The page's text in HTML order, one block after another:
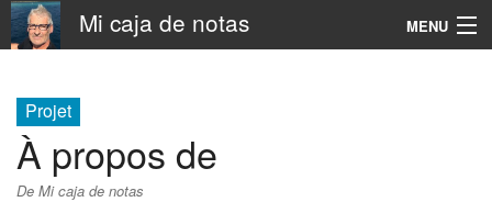
Mi caja de notas MENU
Projet
À propos de
De Mi caja de notas